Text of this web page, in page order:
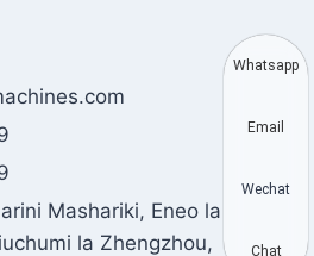
Mashariki, Eneo la
la Zhengzhou,
Whatsapp
Email
Wechat
Chat